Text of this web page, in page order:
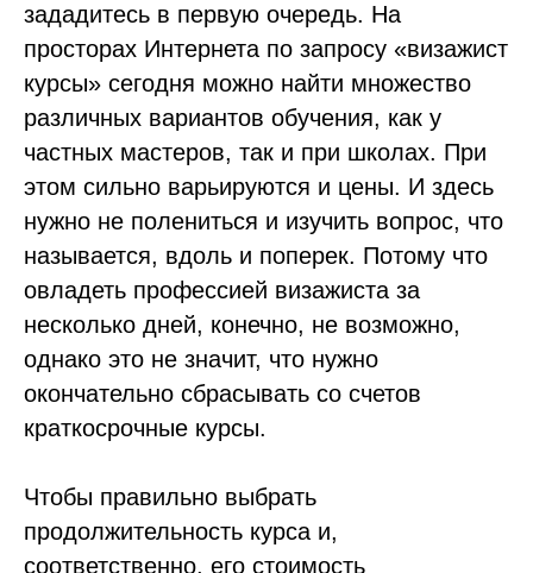
зададитесь в первую очередь. На
просторах Интернета по запросу «визажист
курсы» сегодня можно найти множество
различных вариантов обучения, как у
частных мастеров, так и при школах. При
этом сильно варьируются и цены. И здесь
нужно не полениться и изучить вопрос, что
называется, вдоль и поперек. Потому что
овладеть профессией визажиста за
несколько дней, конечно, не возможно,
однако это не значит, что нужно
окончательно сбрасывать со счетов
краткосрочные курсы.
Чтобы правильно выбрать
продолжительность курса и,
соответственно, его стоимость